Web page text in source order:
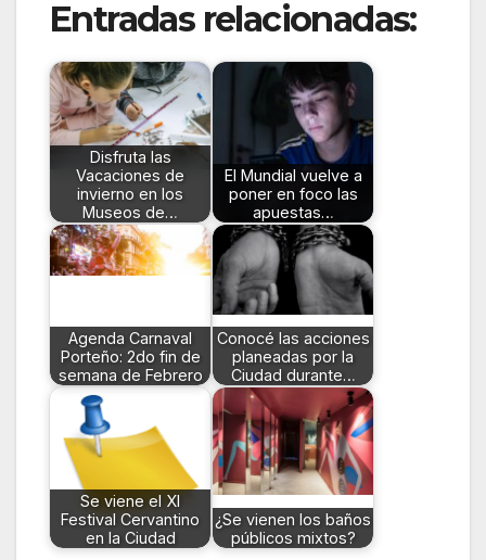
Entradas relacionadas:
Disfruta las
Vacaciones de
invierno en los
Museos de…
El Mundial vuelve a
poner en foco las
apuestas…
Agenda Carnaval
Porteño: 2do fin de
semana de Febrero
Conocé las acciones
planeadas por la
Ciudad durante…
Se viene el XI
Festival Cervantino
en la Ciudad
¿Se vienen los baños
públicos mixtos?